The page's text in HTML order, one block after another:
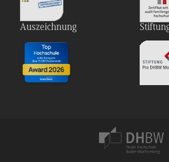
Auszeichnung